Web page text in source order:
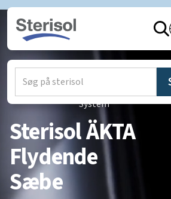
System
Sterisol ÄKTA
Flydende
Sæbe